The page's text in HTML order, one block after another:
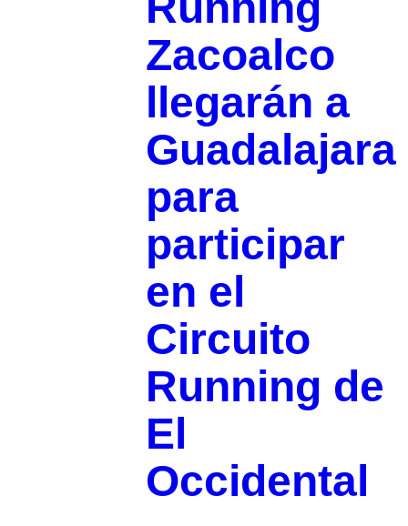
Zacoalco
llegarán a
Guadalajara
para
participar
en el
Circuito
Running de
El
Occidental